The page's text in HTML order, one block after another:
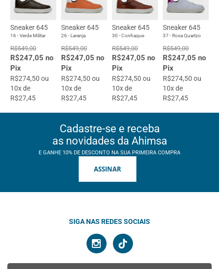
Sneaker 645
16 - Verde Militar
R$549,00
R$247,05 no
Pix
R$274,50 ou
10x de
R$27,45
Sneaker 645
26 - Laranja
R$549,00
R$247,05 no
Pix
R$274,50 ou
10x de
R$27,45
Sneaker 645
30 - Conhaque
R$549,00
R$247,05 no
Pix
R$274,50 ou
10x de
R$27,45
Sneaker 645
37 - Rosa Quartzo
R$549,00
R$247,05 no
Pix
R$274,50 ou
10x de
R$27,45
Cadastre-se e receba
as novidades da Ahimsa
E GANHE 10% DE DESCONTO NA SUA PRIMEIRA COMPRA
ASSINAR
SIGA NAS REDES SOCIAIS